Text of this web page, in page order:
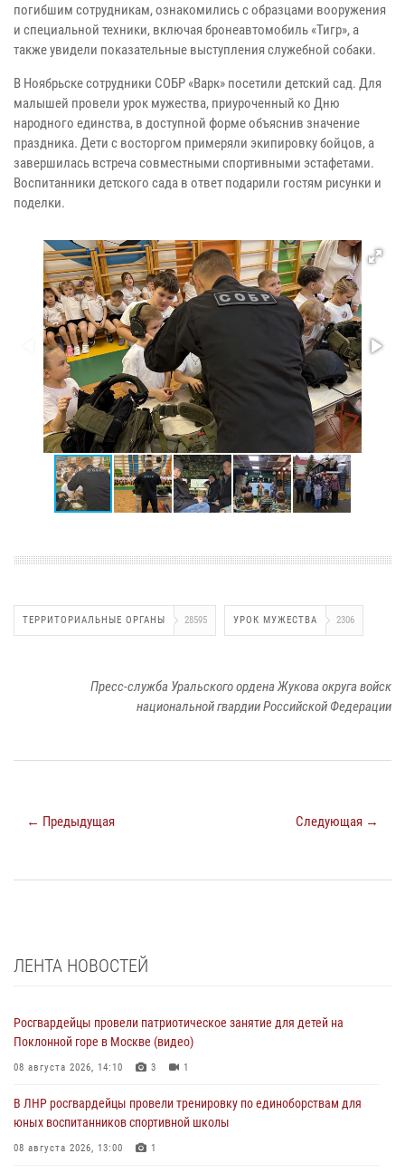
погибшим сотрудникам, ознакомились с образцами вооружения
и специальной техники, включая бронеавтомобиль «Тигр», а
также увидели показательные выступления служебной собаки.
В Ноябрьске сотрудники СОБР «Варк» посетили детский сад. Для
малышей провели урок мужества, приуроченный ко Дню
народного единства, в доступной форме объяснив значение
праздника. Дети с восторгом примеряли экипировку бойцов, а
завершилась встреча совместными спортивными эстафетами.
Воспитанники детского сада в ответ подарили гостям рисунки и
поделки.
ТЕРРИТОРИАЛЬНЫЕ ОРГАНЫ 28595 УРОК МУЖЕСТВА 2306
Пресс-служба Уральского ордена Жукова округа войск
национальной гвардии Российской Федерации
← Предыдущая Следующая →
ЛЕНТА НОВОСТЕЙ
Росгвардейцы провели патриотическое занятие для детей на
Поклонной горе в Москве (видео)
08 августа 2026, 14:10 3 1
В ЛНР росгвардейцы провели тренировку по единоборствам для
юных воспитанников спортивной школы
08 августа 2026, 13:00 1